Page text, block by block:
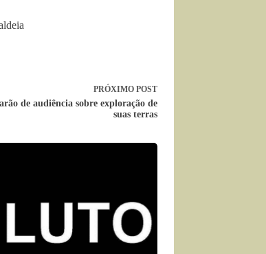
PRÓXIMO POST
de audiência sobre exploração de
suas terras